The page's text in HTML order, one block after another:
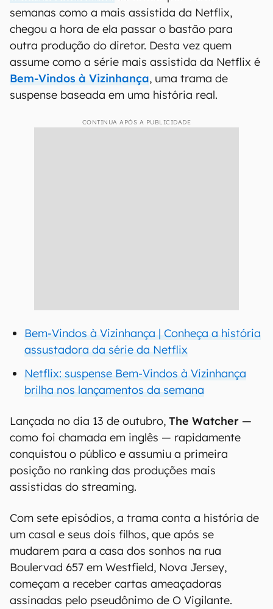
semanas como a mais assistida da Netflix,
chegou a hora de ela passar o bastão para
outra produção do diretor. Desta vez quem
assume como a série mais assistida da Netflix é
Bem-Vindos à Vizinhança, uma trama de
suspense baseada em uma história real.
CONTINUA APÓS A PUBLICIDADE
Bem-Vindos à Vizinhança | Conheça a história
assustadora da série da Netflix
Netflix: suspense Bem-Vindos à Vizinhança
brilha nos lançamentos da semana
Lançada no dia 13 de outubro, The Watcher —
como foi chamada em inglês — rapidamente
conquistou o público e assumiu a primeira
posição no ranking das produções mais
assistidas do streaming.
Com sete episódios, a trama conta a história de
um casal e seus dois filhos, que após se
mudarem para a casa dos sonhos na rua
Boulervad 657 em Westfield, Nova Jersey,
começam a receber cartas ameaçadoras
assinadas pelo pseudônimo de O Vigilante.